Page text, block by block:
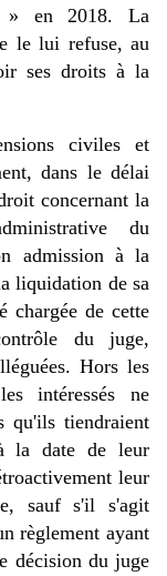
» en 2018. La
le lui refuse, au
ses droits à la
civiles et
dans le délai
concernant la
du
admission à la
liquidation de sa
chargée de cette
du juge,
Hors les
intéressés ne
qu'ils tiendraient
à la date de leur
leur
sauf s'il s'agit
règlement ayant
décision du juge